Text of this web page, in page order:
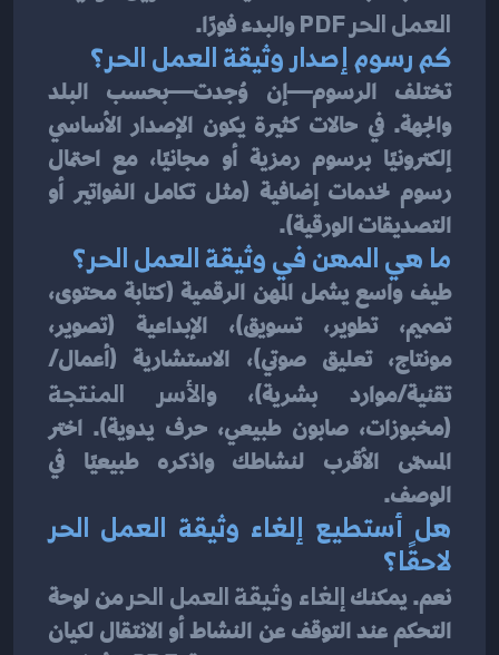
العمل الحر PDF
والبدء فورًا.
كم رسوم إصدار وثيقة العمل الحر؟
التصديقات الورقية).
ما هي المهن في وثيقة العمل الحر؟
مونتاج، تعليق صوتي)، الاستشارية (أعمال/
تقنية/موارد بشرية)، والأسر المنتجة
(مخبوزات، صابون طبيعي، حرف يدوية). اختر
الوصف.
هل أستطيع إلغاء وثيقة العمل الحر
لاحقًا؟
نعم. يمكنك إلغاء وثيقة العمل الحر